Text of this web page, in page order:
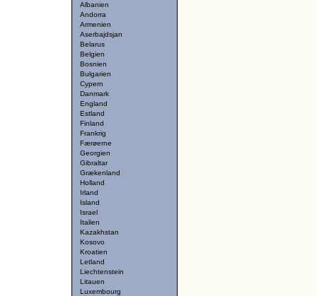
Albanien
Andorra
Armenien
Aserbajdsjan
Belarus
Belgien
Bosnien
Bulgarien
Cypern
Danmark
England
Estland
Finland
Frankrig
Færøerne
Georgien
Gibraltar
Grækenland
Holland
Irland
Island
Israel
Italien
Kazakhstan
Kosovo
Kroatien
Letland
Liechtenstein
Litauen
Luxembourg